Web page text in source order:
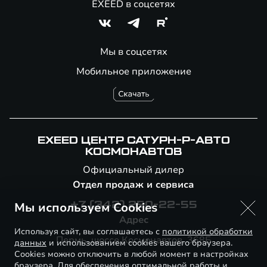
Мобильное приложение
EXEED в соцсетях
Мы в соцсетях
EXEED ЦЕНТР САТУРН-Р-АВТО
КОСМОНАВТОВ
Официальный дилер
Отдел продаж и сервиса
+7 (342) 250-22-55
Адрес
Пермь, шоссе Космонавтов, 368Б
Мы используем Cookies
Используя сайт, вы соглашаетесь с политикой обработки
данных и использованием cookies вашего браузера.
Cookies можно отключить в любой момент в настройках